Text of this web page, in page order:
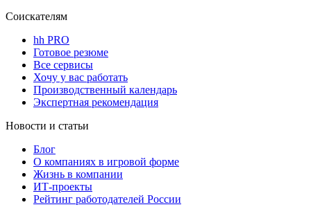
Соискателям
hh PRO
Готовое резюме
Все сервисы
Хочу у вас работать
Производственный календарь
Экспертная рекомендация
Новости и статьи
Блог
О компаниях в игровой форме
Жизнь в компании
ИТ-проекты
Рейтинг работодателей России